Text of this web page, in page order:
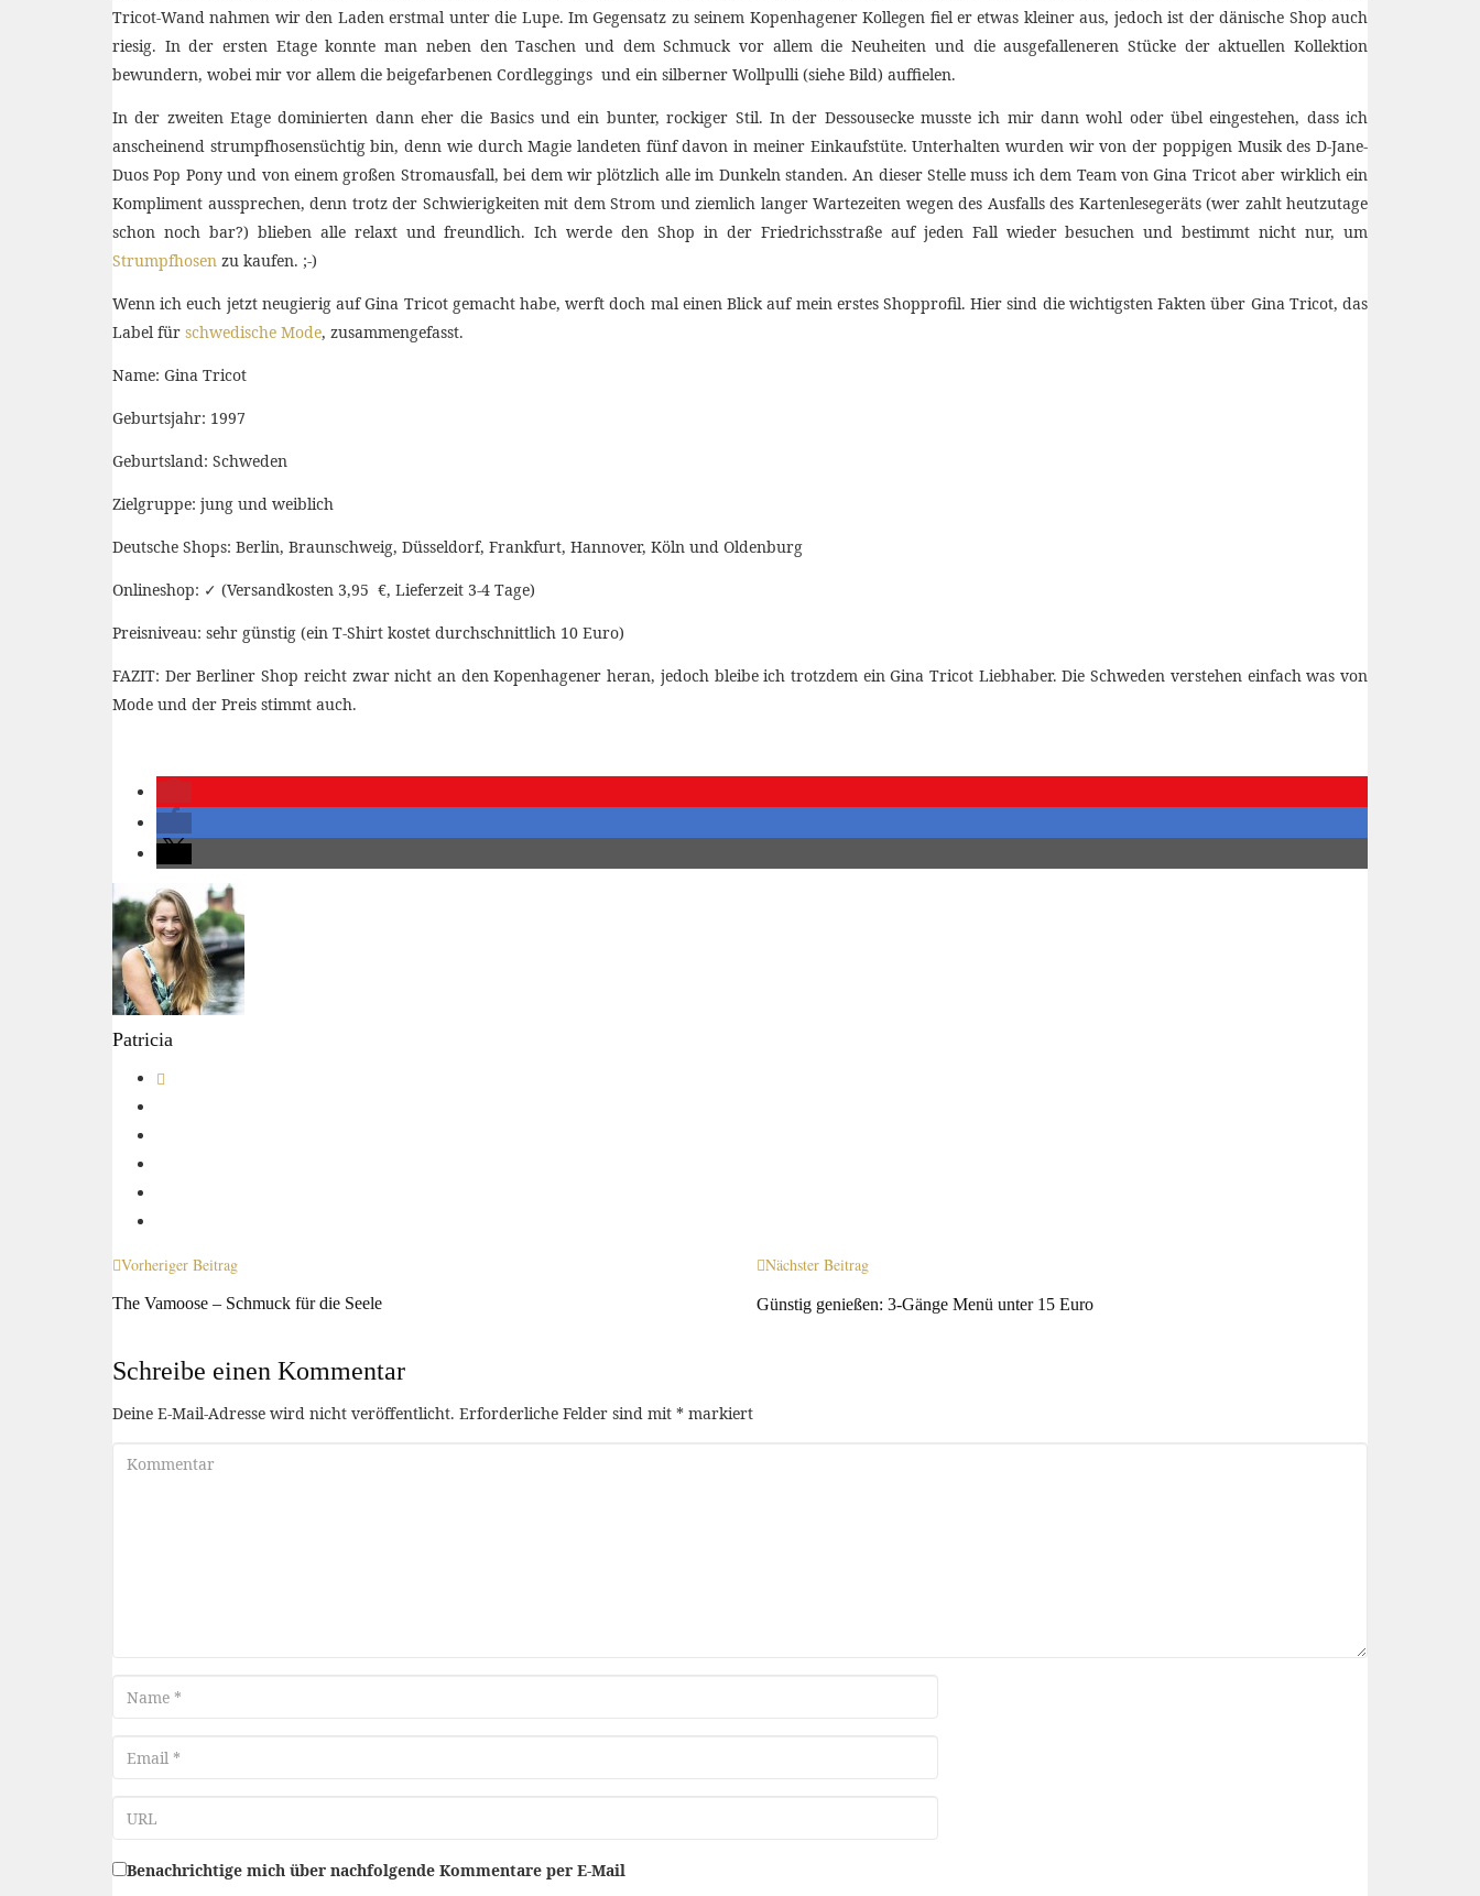
Tricot-Wand nahmen wir den Laden erstmal unter die Lupe. Im Gegensatz zu seinem Kopenhagener Kollegen fiel er etwas kleiner aus, jedoch ist der dänische Shop auch
riesig. In der ersten Etage konnte man neben den Taschen und dem Schmuck vor allem die Neuheiten und die ausgefalleneren Stücke der aktuellen Kollektion
bewundern, wobei mir vor allem die beigefarbenen Cordleggings und ein silberner Wollpulli (siehe Bild) auffielen.
In der zweiten Etage dominierten dann eher die Basics und ein bunter, rockiger Stil. In der Dessousecke musste ich mir dann wohl oder übel eingestehen, dass ich
anscheinend strumpfhosensüchtig bin, denn wie durch Magie landeten fünf davon in meiner Einkaufstüte. Unterhalten wurden wir von der poppigen Musik des D-Jane-
Duos Pop Pony und von einem großen Stromausfall, bei dem wir plötzlich alle im Dunkeln standen. An dieser Stelle muss ich dem Team von Gina Tricot aber wirklich ein
Kompliment aussprechen, denn trotz der Schwierigkeiten mit dem Strom und ziemlich langer Wartezeiten wegen des Ausfalls des Kartenlesegeräts (wer zahlt heutzutage
schon noch bar?) blieben alle relaxt und freundlich. Ich werde den Shop in der Friedrichsstraße auf jeden Fall wieder besuchen und bestimmt nicht nur, um
Strumpfhosen zu kaufen. ;-)
Wenn ich euch jetzt neugierig auf Gina Tricot gemacht habe, werft doch mal einen Blick auf mein erstes Shopprofil. Hier sind die wichtigsten Fakten über Gina Tricot, das
Label für schwedische Mode, zusammengefasst.
Name: Gina Tricot
Geburtsjahr: 1997
Geburtsland: Schweden
Zielgruppe: jung und weiblich
Deutsche Shops: Berlin, Braunschweig, Düsseldorf, Frankfurt, Hannover, Köln und Oldenburg
Onlineshop: ✓ (Versandkosten 3,95 €, Lieferzeit 3-4 Tage)
Preisniveau: sehr günstig (ein T-Shirt kostet durchschnittlich 10 Euro)
FAZIT: Der Berliner Shop reicht zwar nicht an den Kopenhagener heran, jedoch bleibe ich trotzdem ein Gina Tricot Liebhaber. Die Schweden verstehen einfach was von
Mode und der Preis stimmt auch.
Patricia
Vorheriger Beitrag
The Vamoose – Schmuck für die Seele
Nächster Beitrag
Günstig genießen: 3-Gänge Menü unter 15 Euro
Schreibe einen Kommentar
Deine E-Mail-Adresse wird nicht veröffentlicht. Erforderliche Felder sind mit * markiert
Kommentar
Name
Email
Benachrichtige mich über nachfolgende Kommentare per E-Mail